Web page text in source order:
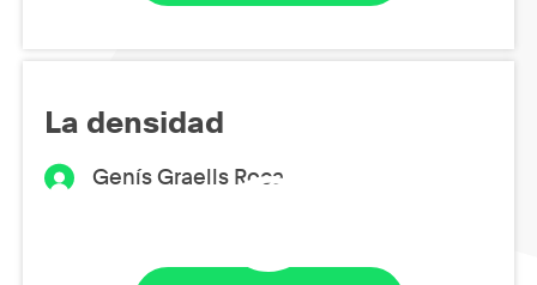
La densidad
Genís Graells Roca